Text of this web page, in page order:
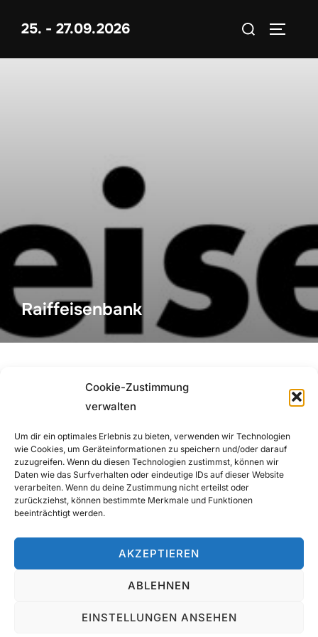
Cookie-Zustimmung
verwalten
Um dir ein optimales Erlebnis zu bieten, verwenden wir Technologien
wie Cookies, um Geräteinformationen zu speichern und/oder darauf
zuzugreifen. Wenn du diesen Technologien zustimmst, können wir
Daten wie das Surfverhalten oder eindeutige IDs auf dieser Website
verarbeiten. Wenn du deine Zustimmung nicht erteilst oder
zurückziehst, können bestimmte Merkmale und Funktionen
beeinträchtigt werden.
AKZEPTIEREN
ABLEHNEN
EINSTELLUNGEN ANSEHEN
Inhalt25. - 27.09.2026
Suchen
Raiffeisenbank
Beitragsnavigation
Previous
Previous
Stadtgemeinde Mariazell
Copyright © 2026 Musikantenwallfahrt Mariazell